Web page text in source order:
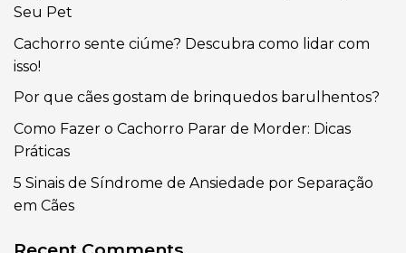
Seu Pet
Cachorro sente ciúme? Descubra como lidar com
isso!
Por que cães gostam de brinquedos barulhentos?
Como Fazer o Cachorro Parar de Morder: Dicas
Práticas
5 Sinais de Síndrome de Ansiedade por Separação
em Cães